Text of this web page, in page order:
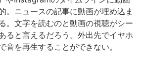
。ニュースの記事に動画が埋め込ま
。文字を読むのと動画の視聴がシー
ると言えるだろう。外出先でイヤホ
音を再生することができない。